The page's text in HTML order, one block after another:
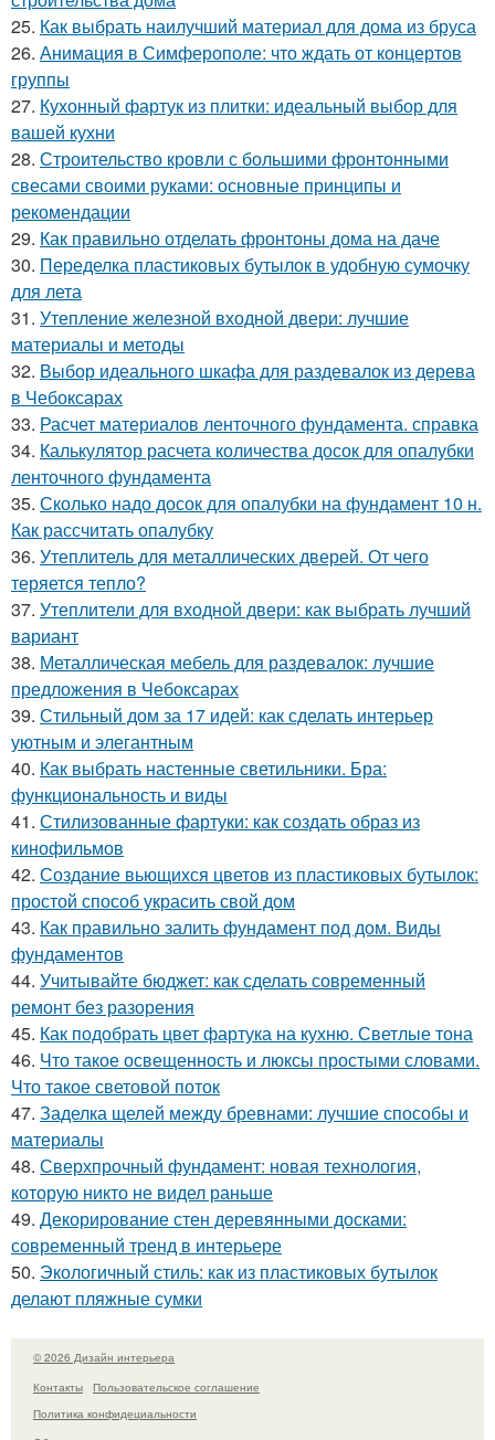
25. Как выбрать наилучший материал для дома из бруса
26. Анимация в Симферополе: что ждать от концертов
группы
27. Кухонный фартук из плитки: идеальный выбор для
вашей кухни
28. Строительство кровли с большими фронтонными
свесами своими руками: основные принципы и
рекомендации
29. Как правильно отделать фронтоны дома на даче
30. Переделка пластиковых бутылок в удобную сумочку
для лета
31. Утепление железной входной двери: лучшие
материалы и методы
32. Выбор идеального шкафа для раздевалок из дерева
в Чебоксарах
33. Расчет материалов ленточного фундамента. справка
34. Калькулятор расчета количества досок для опалубки
ленточного фундамента
35. Сколько надо досок для опалубки на фундамент 10 н.
Как рассчитать опалубку
36. Утеплитель для металлических дверей. От чего
теряется тепло?
37. Утеплители для входной двери: как выбрать лучший
вариант
38. Металлическая мебель для раздевалок: лучшие
предложения в Чебоксарах
39. Стильный дом за 17 идей: как сделать интерьер
уютным и элегантным
40. Как выбрать настенные светильники. Бра:
функциональность и виды
41. Стилизованные фартуки: как создать образ из
кинофильмов
42. Создание вьющихся цветов из пластиковых бутылок:
простой способ украсить свой дом
43. Как правильно залить фундамент под дом. Виды
фундаментов
44. Учитывайте бюджет: как сделать современный
ремонт без разорения
45. Как подобрать цвет фартука на кухню. Светлые тона
46. Что такое освещенность и люксы простыми словами.
Что такое световой поток
47. Заделка щелей между бревнами: лучшие способы и
материалы
48. Сверхпрочный фундамент: новая технология,
которую никто не видел раньше
49. Декорирование стен деревянными досками:
современный тренд в интерьере
50. Экологичный стиль: как из пластиковых бутылок
делают пляжные сумки
© 2026 Дизайн интерьера
Контакты
Пользовательское соглашение
Политика конфидециальности